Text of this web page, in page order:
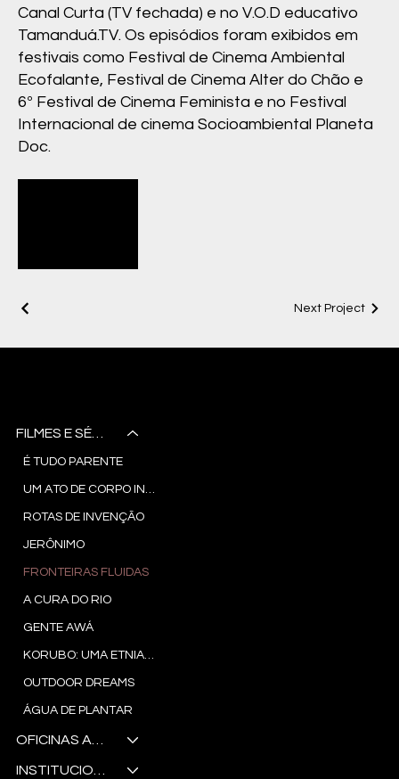
Canal Curta (TV fechada) e no V.O.D educativo
Tamanduá.TV. Os episódios foram exibidos em
festivais como Festival de Cinema Ambiental
Ecofalante, Festival de Cinema Alter do Chão e
6º Festival de Cinema Feminista e no Festival
Internacional de cinema Socioambiental Planeta
Doc.
teaser_fronteiras_fluidas_2021
Next Project
FILMES E SÉRIES
É TUDO PARENTE
UM ATO DE CORPO INTEIRO
ROTAS DE INVENÇÃO
JERÔNIMO
FRONTEIRAS FLUIDAS
A CURA DO RIO
GENTE AWÁ
KORUBO: UMA ETNIA ENTRE FRONTEIRAS
OUTDOOR DREAMS
ÁGUA DE PLANTAR